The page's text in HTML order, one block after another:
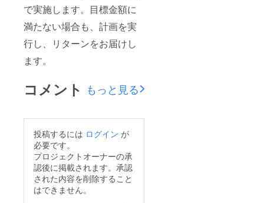
で実施します。目標金額に
満たない場合も、計画を実
行し、リターンをお届けし
ます。
コメント もっと見る
投稿するには ログイン が
必要です。
プロジェクトオーナーの承
認後に掲載されます。承認
された内容を削除すること
はできません。